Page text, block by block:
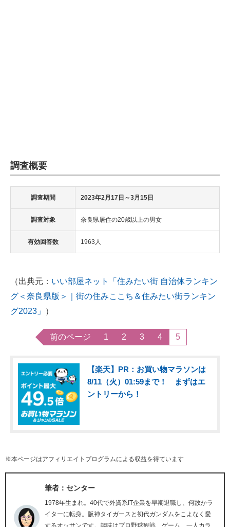
調査概要
調査期間 2023年2月17日～3月15日
調査対象 奈良県居住の20歳以上の男女
有効回答数 1963人
（出典元： いい部屋ネット「住みたい街 自治体ランキン
グ＜奈良県版＞｜街の住みここち＆住みたい街ランキン
グ2023」
）
前のページ 1 2 3 4 5
【楽天】PR：お買い物マラソンは
8/11（火）01:59まで！ まずはエ
ントリーから！
※本ページはアフィリエイトプログラムによる収益を得ています
筆者：センター
1978年生まれ。40代で外資系IT企業を早期退職し、何故かラ
イターに転身。阪神タイガースと初代ガンダムをこよなく愛